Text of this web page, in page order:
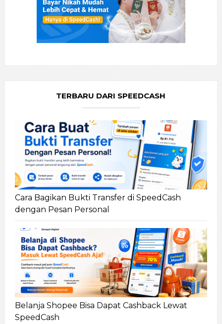
TERBARU DARI SPEEDCASH
Cara Bagikan Bukti Transfer di SpeedCash
dengan Pesan Personal
Belanja Shopee Bisa Dapat Cashback Lewat
SpeedCash